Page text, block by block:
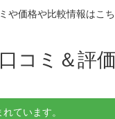
や価格や比較情報はこ
コミ＆評
ています。